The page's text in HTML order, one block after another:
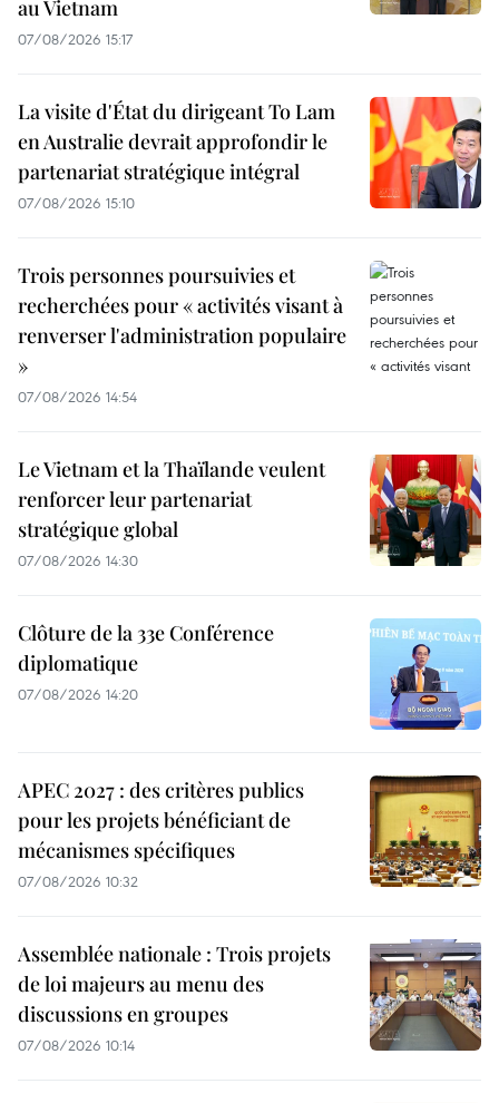
au Vietnam
07/08/2026 15:17
La visite d'État du dirigeant To Lam
en Australie devrait approfondir le
partenariat stratégique intégral
07/08/2026 15:10
Trois personnes poursuivies et
recherchées pour « activités visant à
renverser l'administration populaire
»
07/08/2026 14:54
Le Vietnam et la Thaïlande veulent
renforcer leur partenariat
stratégique global
07/08/2026 14:30
Clôture de la 33e Conférence
diplomatique
07/08/2026 14:20
APEC 2027 : des critères publics
pour les projets bénéficiant de
mécanismes spécifiques
07/08/2026 10:32
Assemblée nationale : Trois projets
de loi majeurs au menu des
discussions en groupes
07/08/2026 10:14